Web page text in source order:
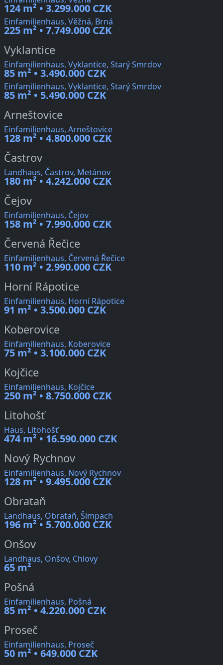
124 m² • 3.299.000 CZK
Einfamilienhaus, Věžná, Brná
225 m² • 7.749.000 CZK
Vyklantice
Einfamilienhaus, Vyklantice, Starý Smrdov
85 m² • 3.490.000 CZK
Einfamilienhaus, Vyklantice, Starý Smrdov
85 m² • 5.490.000 CZK
Arneštovice
Einfamilienhaus, Arneštovice
128 m² • 4.800.000 CZK
Častrov
Landhaus, Častrov, Metánov
180 m² • 4.242.000 CZK
Čejov
Einfamilienhaus, Čejov
158 m² • 7.990.000 CZK
Červená Řečice
Einfamilienhaus, Červená Řečice
110 m² • 2.990.000 CZK
Horní Rápotice
Einfamilienhaus, Horní Rápotice
91 m² • 3.500.000 CZK
Koberovice
Einfamilienhaus, Koberovice
75 m² • 3.100.000 CZK
Kojčice
Einfamilienhaus, Kojčice
250 m² • 8.750.000 CZK
Litohošť
Haus, Litohošť
474 m² • 16.590.000 CZK
Nový Rychnov
Einfamilienhaus, Nový Rychnov
128 m² • 9.495.000 CZK
Obrataň
Landhaus, Obrataň, Šimpach
196 m² • 5.700.000 CZK
Onšov
Landhaus, Onšov, Chlovy
65 m²
Pošná
Einfamilienhaus, Pošná
85 m² • 4.220.000 CZK
Proseč
Einfamilienhaus, Proseč
50 m² • 649.000 CZK